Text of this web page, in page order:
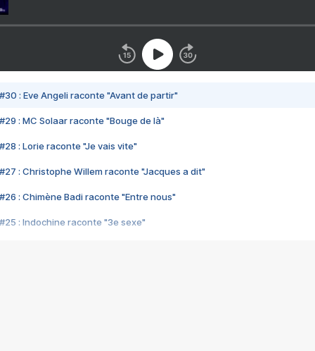
#30 : Eve Angeli raconte "Avant de partir"
#29 : MC Solaar raconte "Bouge de là"
#28 : Lorie raconte "Je vais vite"
#27 : Christophe Willem raconte "Jacques a dit"
#26 : Chimène Badi raconte "Entre nous"
#25 : Indochine raconte "3e sexe"